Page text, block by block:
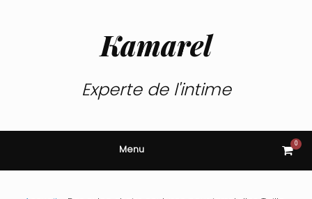
Kamarel
Experte de l'intime
Menu View
cart
0